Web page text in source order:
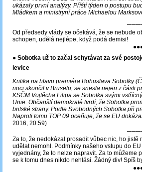
ukázaly první analýzy. Příští týden o postupu
Mládkem a ministryní práce Michaelou
Od předsedy vlády se očekává, že se nebude
schopen, udělá nejlépe, když podá demisi!
● Sobotka už to začal schytávat za své
levice
Kritika na hlavu premiéra Bohuslava Sobotky
noci skončil v Bruselu, se snesla nejen z části
KSČM Vojtěcha Filipa se Sobotka svými
Unie. Občanští demokraté tvrdí, že Sobotka
britské strany. Podle Svobodných Sobotka při
Naproti tomu TOP 09 oceňuje, že se EU
2016, 20:59)
Za to, že nedokázal prosadit vůbec nic, ho
udělat nemohl. Podmínky našeho vstupu do
vyjednány, že to nelze napravit. Za to můžeme
se k tomu dnes nikdo nehlásí. Žádný div! Spíš